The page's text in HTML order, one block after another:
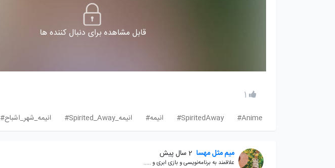
قابل مشاهده برای دنبال کننده ها
1
Anime#
SpiritedAway# انیمه# انیمه_Spirited_Away# انیمه_شهر_اشباح#
میم مثل مهسا 2 سال پیش
علاقمند به برنامه‌نویسی و بازی ابری و .....